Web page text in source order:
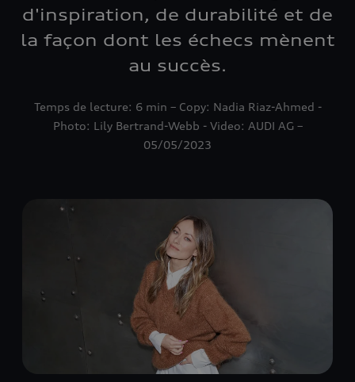
d'inspiration, de durabilité et de
la façon dont les échecs mènent
au succès.
Temps de lecture: 6 min – Copy: Nadia Riaz-Ahmed -
Photo: Lily Bertrand-Webb - Video: AUDI AG –
05/05/2023